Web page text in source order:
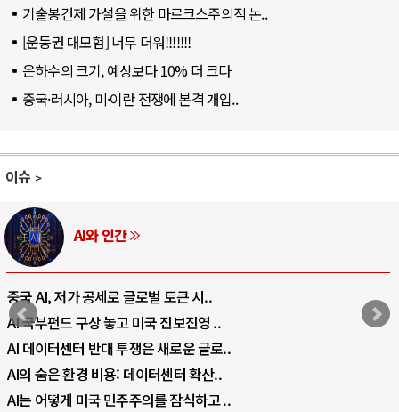
기술봉건제 가설을 위한 마르크스주의적 논..
[운동권 대모험] 너무 더워!!!!!!!
은하수의 크기, 예상보다 10% 더 크다
중국·러시아, 미·이란 전쟁에 본격 개입..
이슈
AI와 인간
중국 AI, 저가 공세로 글로벌 토큰 시..
AI 국부펀드 구상 놓고 미국 진보진영 ..
AI 데이터센터 반대 투쟁은 새로운 글로..
AI의 숨은 환경 비용: 데이터센터 확산..
AI는 어떻게 미국 민주주의를 잠식하고 ..